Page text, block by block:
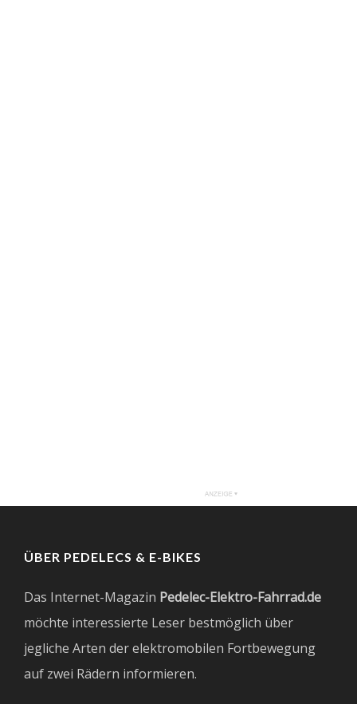
ÜBER PEDELECS & E-BIKES
Das Internet-Magazin Pedelec-Elektro-Fahrrad.de
möchte interessierte Leser bestmöglich über
jegliche Arten der elektromobilen Fortbewegung
auf zwei Rädern informieren.